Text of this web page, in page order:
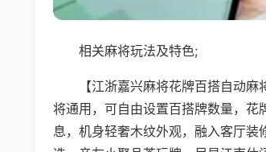
相关麻将玩法及特色;
【江浙嘉兴麻将花牌百搭自动
将通用，可自由设置百搭牌数量，
息，机身轻奢木纹外观，融入客厅